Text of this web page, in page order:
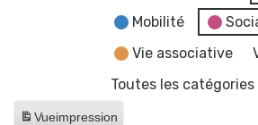
Mobilité
Vie associative
Toutes les catégories
Vueimpression